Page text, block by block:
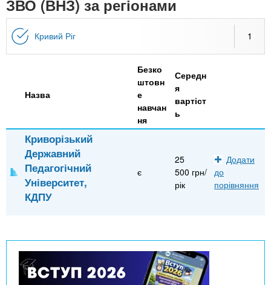
n
t
i
n
o
и
а
д
За кордоном
ЗВО (ВНЗ) за регіонами
Кривий Ріг 1
Назва
Безко
штовн
е
навчан
ня
Середн
я
вартіст
ь
Криворізький
Державний
Педагогічний
Університет,
КДПУ
є
25
500 грн/
рік
Додати
до
порівняння